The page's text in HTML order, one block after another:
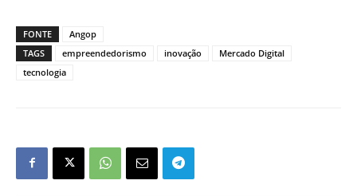
FONTE
Angop
TAGS
empreendedorismo inovação
Mercado Digital
tecnologia